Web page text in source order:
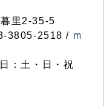
里2-35-5
3805-2518 / m
：土・日・祝